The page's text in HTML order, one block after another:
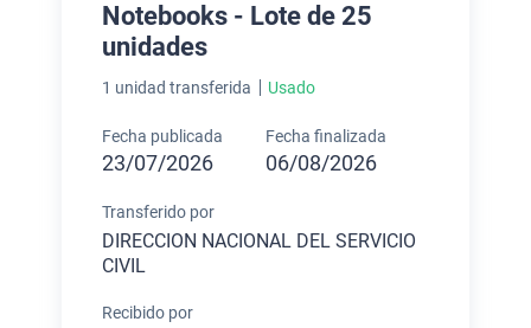
Notebooks - Lote de 25
unidades
1 unidad transferida Usado
Fecha publicada
23/07/2026
Fecha finalizada
06/08/2026
Transferido por
DIRECCION NACIONAL DEL SERVICIO
CIVIL
Recibido por